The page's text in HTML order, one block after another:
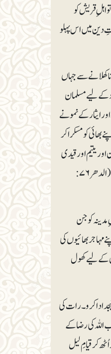
اہلِ قریش کو
دین میں اس پہلو
کھلانے سے جہاں
کے لیے مسلمان
ایثار کے نمونے
کو مسکرا کر
یتیم اور قیدی
کو کھانا کھلاتے ہیں (اور کہتے ہیں کہ) ہم تمھیں صرف اللہ کی خاطر کھلا رہے ہیں۔ ہم نہ تم سے کوئی بدلہ چاہتے ہیں اور نہ شکریہ ‘‘۔(الدھر ۷۶:
کو جن
بھائیوں کی
کے لیے کھول
ادا کرو۔ رات کی
اللہ کی رضا کے
کر قیامِ لیل